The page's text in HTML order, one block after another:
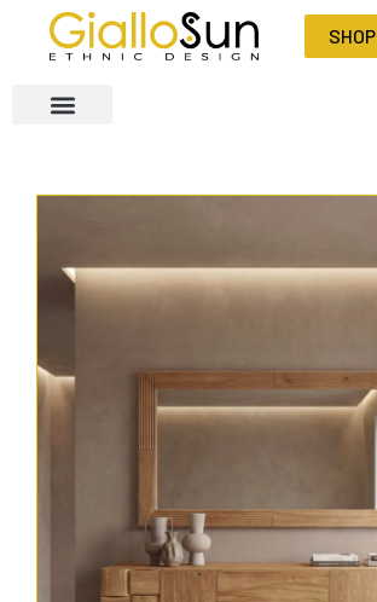
SHOP